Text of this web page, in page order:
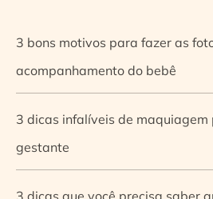
3 bons motivos para fazer as
acompanhamento do bebê
3 dicas infalíveis de maquiagem
gestante
3 dicas que você precisa saber